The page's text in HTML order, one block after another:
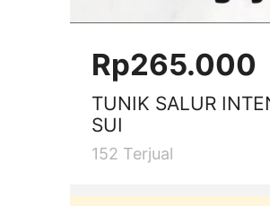
Rp265.000
TUNIK SALUR
SUI
152 Terjual